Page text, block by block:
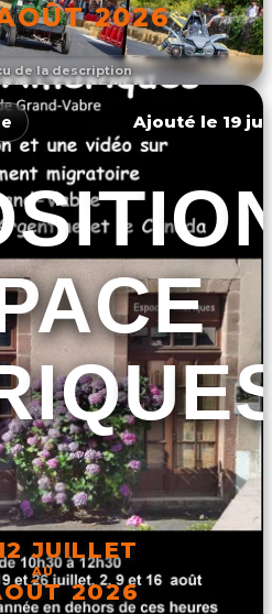
de la description
2026
L'ÉVÉNEMENT
Ajouté le 19
JUILLET
AU
2026